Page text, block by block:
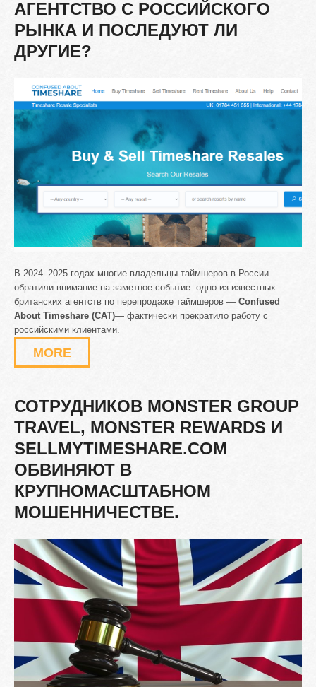
АГЕНТСТВО С РОССИЙСКОГО
РЫНКА И ПОСЛЕДУЮТ ЛИ
ДРУГИЕ?
В 2024–2025 годах многие владельцы таймшеров в России
обратили внимание на заметное событие: одно из известных
британских агентств по перепродаже таймшеров — Confused
About Timeshare (CAT)— фактически прекратило работу с
российскими клиентами.
MORE
СОТРУДНИКОВ MONSTER GROUP
TRAVEL, MONSTER REWARDS И
SELLMYTIMESHARE.COM
ОБВИНЯЮТ В
КРУПНОМАСШТАБНОМ
МОШЕННИЧЕСТВЕ.